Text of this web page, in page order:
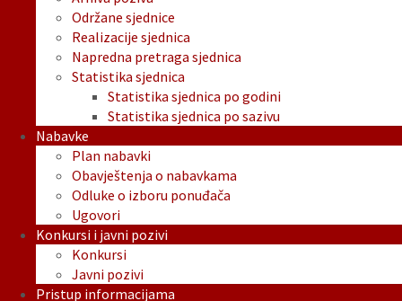
Održane sjednice
Realizacije sjednica
Napredna pretraga sjednica
Statistika sjednica
Statistika sjednica po godini
Statistika sjednica po sazivu
Nabavke
Plan nabavki
Obavještenja o nabavkama
Odluke o izboru ponuđača
Ugovori
Konkursi i javni pozivi
Konkursi
Javni pozivi
Pristup informacijama